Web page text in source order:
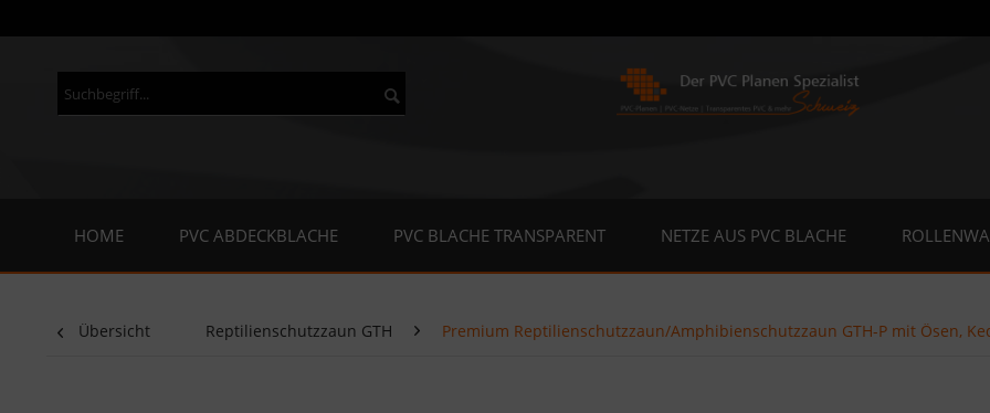
HOME PVC ABDECKBLACHE PVC BLACHE TRANSPARENT NETZE AUS PVC BLACHE
Übersicht Reptilienschutzzaun GTH Premium Reptilienschutzzaun/Amphibienschutzzaun GTH-P mit Ösen,